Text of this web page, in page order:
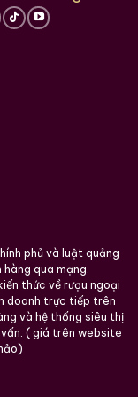
kỳ ai đang theo
niềm đam mê
của nhà máy
quản của phiên
các chuyên gia
phủ và luật quảng
qua mạng.
thức về rượu ngoại
doanh trực tiếp trên
và hệ thống siêu thị
( giá trên website